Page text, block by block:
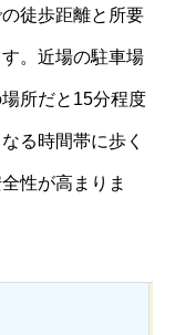
徒歩距離と所要
。近場の駐車場
所だと15分程度
る時間帯に歩く
性が高まりま